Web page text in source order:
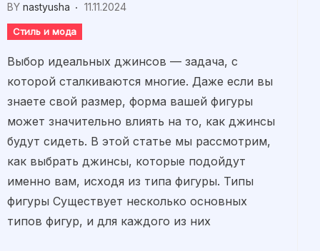
BY nastyusha 11.11.2024
Стиль и мода
Выбор идеальных джинсов — задача, с
которой сталкиваются многие. Даже если вы
знаете свой размер, форма вашей фигуры
может значительно влиять на то, как джинсы
будут сидеть. В этой статье мы рассмотрим,
как выбрать джинсы, которые подойдут
именно вам, исходя из типа фигуры. Типы
фигуры Существует несколько основных
типов фигур, и для каждого из них